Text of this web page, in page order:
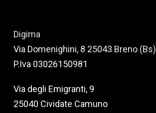
Digima
Via Domenighini, 8 25043 Breno (Bs)
P.Iva 03026150981
Via degli Emigranti, 9
25040 Cividate Camuno